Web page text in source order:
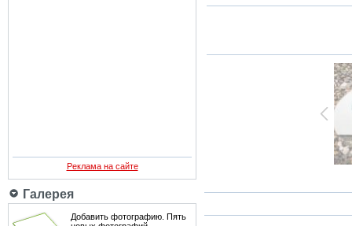
Реклама на сайте
Галерея
Добавить фотографию. Пять